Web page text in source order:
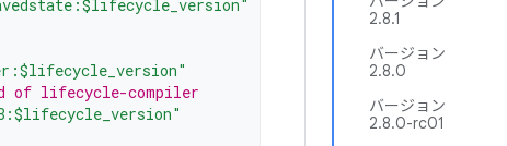
2.8.1
バージョン
2.8.0
バージョン
2.8.0-rc01
of lifecycle-compiler